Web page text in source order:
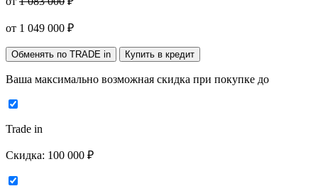
от 1 049 000 ₽
Обменять по TRADE in Купить в кредит
Ваша максимально возможная скидка при покупке до
Trade in
Скидка: 100 000 ₽